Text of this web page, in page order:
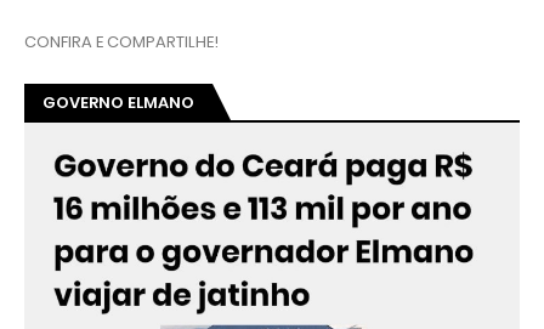
CONFIRA E COMPARTILHE!
GOVERNO ELMANO